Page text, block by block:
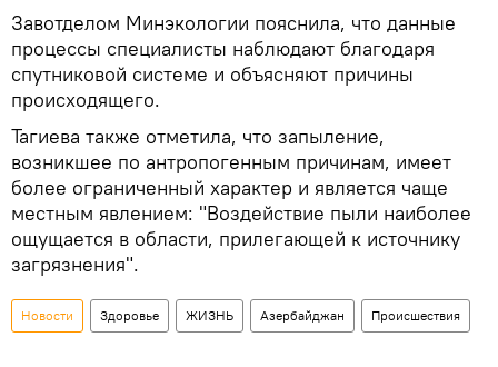
Завотделом Минэкологии пояснила, что данные
процессы специалисты наблюдают благодаря
спутниковой системе и объясняют причины
происходящего.
Тагиева также отметила, что запыление,
возникшее по антропогенным причинам, имеет
более ограниченный характер и является чаще
местным явлением: "Воздействие пыли наиболее
ощущается в области, прилегающей к источнику
загрязнения".
Новости Здоровье ЖИЗНЬ Азербайджан Происшествия